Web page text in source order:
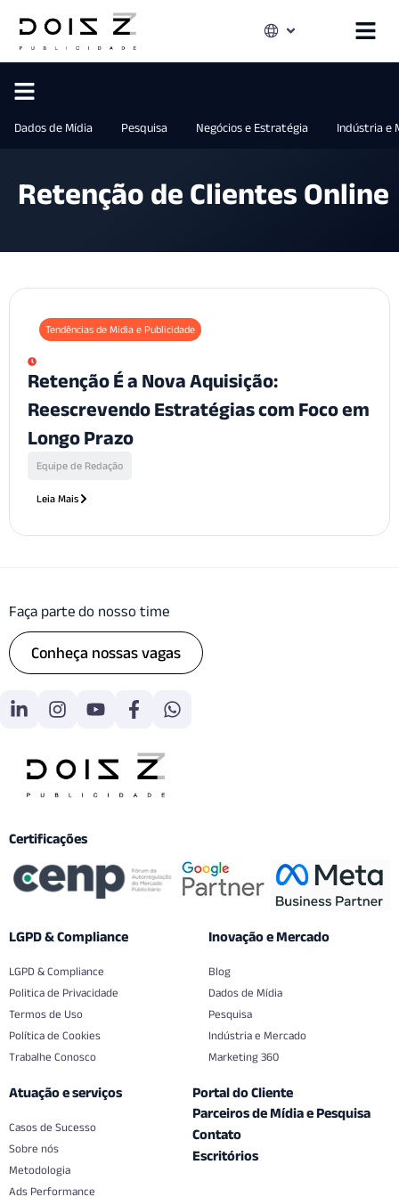
Dados de Mídia Pesquisa Negócios e Estratégia Indústria e
Retenção de Clientes Online
Tendências de Mídia e Publicidade
Retenção É a Nova Aquisição:
Reescrevendo Estratégias com Foco em
Longo Prazo
Equipe de Redação
Leia Mais
Faça parte do nosso time
Conheça nossas vagas
Certificações
LGPD & Compliance
LGPD & Compliance
Politica de Privacidade
Termos de Uso
Política de Cookies
Trabalhe Conosco
Inovação e Mercado
Blog
Dados de Mídia
Pesquisa
Indústria e Mercado
Marketing 360
Atuação e serviços
Casos de Sucesso
Sobre nós
Metodologia
Ads Performance
Portal do Cliente
Parceiros de Mídia e Pesquisa
Contato
Escritórios